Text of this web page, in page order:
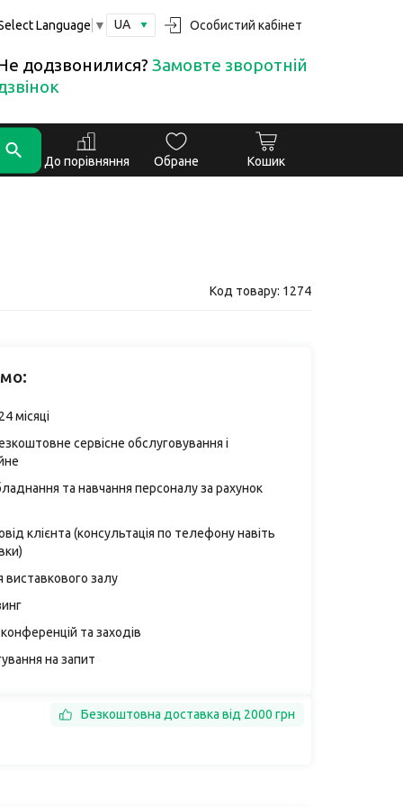
Language ▼ UA Особистий кабінет
додзвонилися? Замовте зворотній
До порівняння Обране Кошик
Код товару: 1274
місяці
сервісне обслуговування і
та навчання персоналу за рахунок
клієнта (консультація по телефону навіть
виставкового залу
та заходів
на запит
Безкоштовна доставка від 2000 грн